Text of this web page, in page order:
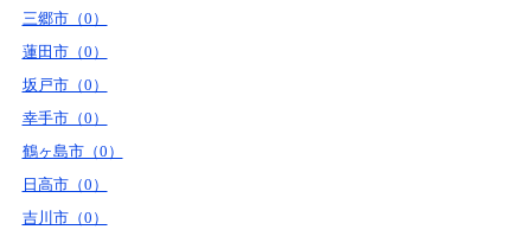
三郷市（0）
蓮田市（0）
坂戸市（0）
幸手市（0）
鶴ヶ島市（0）
日高市（0）
吉川市（0）